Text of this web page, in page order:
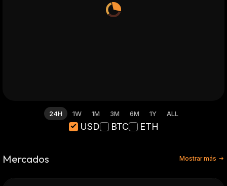
24H 1W 1M 3M 6M 1Y ALL
USD BTC ETH
Mercados Mostrar más